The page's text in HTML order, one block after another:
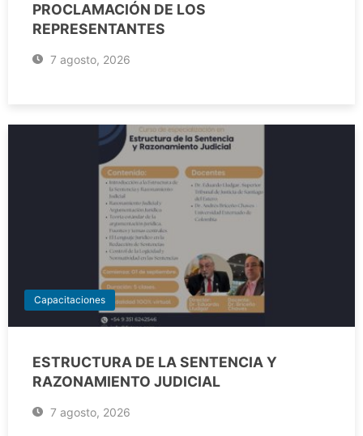
PROCLAMACIÓN DE LOS
REPRESENTANTES
7 agosto, 2026
Capacitaciones
ESTRUCTURA DE LA SENTENCIA Y
RAZONAMIENTO JUDICIAL
7 agosto, 2026